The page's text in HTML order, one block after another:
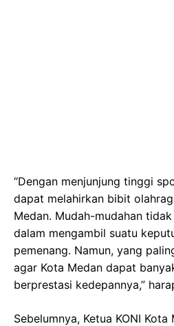
“Dengan menjunjung tinggi
dapat melahirkan bibit
Medan. Mudah-mudahan
dalam mengambil suatu
pemenang. Namun, yang
agar Kota Medan dapat
berprestasi kedepannya,”
Sebelumnya, Ketua KONI